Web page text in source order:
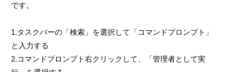
です。
1.タスクバーの「検索」を選択して「コマンドプロンプト」
と入力する
2.コマンドプロンプト右クリックして、「管理者として実